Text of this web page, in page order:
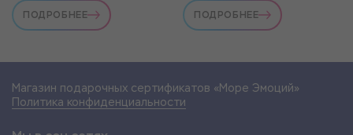
ПОДРОБНЕЕ ПОДРОБНЕЕ
Магазин подарочных сертификатов «Море Эмоций»
Политика конфиденциальности